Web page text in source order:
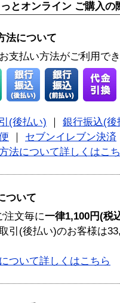
とオンライン ご購入の
法について
支払い方法がご利用で
(後払い)
銀行振込(後
セブンイレブン決済
法について詳しくはこ
ついて
注文毎に一律1,100円(税
引(後払い)のお客様は
ついて詳しくはこちら